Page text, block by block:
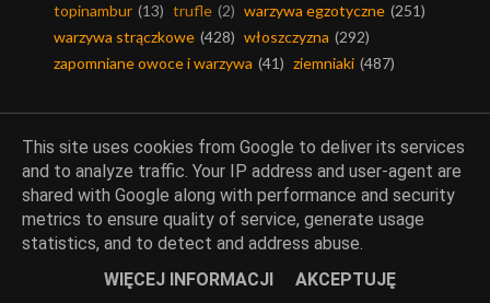
topinambur (13) trufle (2) warzywa egzotyczne (251)
warzywa strączkowe (428) włoszczyzna (292)
zapomniane owoce i warzywa (41) ziemniaki (487)
Ciasta i desery
baby-babki-babeczki (71) bakalie (370)
(35)
ciasta bez pieczenia (36) ciasta drożdżowe (70)
This site uses cookies from Google to deliver its services
and to analyze traffic. Your IP address and user-agent are
shared with Google along with performance and security
metrics to ensure quality of service, generate usage
statistics, and to detect and address abuse.
WIĘCEJ INFORMACJI
AKCEPTUJĘ